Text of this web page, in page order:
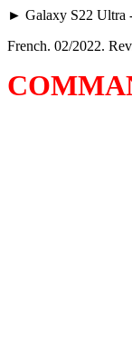
► Galaxy S22 Ultra
French. 02/2022.